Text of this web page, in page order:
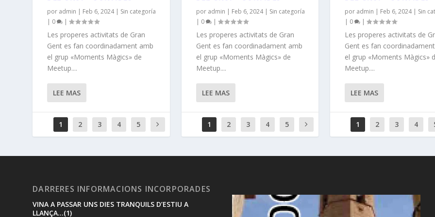
por admin | Feb 6, 2024| Sin categoría
| 0 |
Les properes activitats de Gran
Gent es fan coordinadament amb
el grup «Moments Màgics» de
Meetup....
LEE MAS
1 2 3 4 5
por admin | Feb 6, 2024| Sin categoría
| 0 |
Les properes activitats de Gran
Gent es fan coordinadament amb
el grup «Moments Màgics» de
Meetup....
LEE MAS
1 2 3 4 5
por admin | Feb 6, 2024| Sin
| 0 |
Les properes activitats de
Gent es fan
el grup «Moments Màgics»
Meetup....
LEE MAS
1 2 3 4
DARRERES INFORMACIONS INCORPORADES
VINA A PASSAR UNS DIES TRANQUILS D’ESTIU A
LLANÇA…(1)